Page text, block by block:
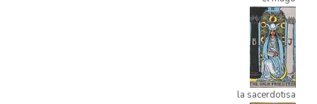
la sacerdotisa